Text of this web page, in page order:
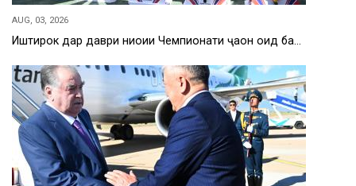
AUG, 03, 2026
Иштирок дар даври ниҳоии Чемпионати ҷаҳон оид ба…